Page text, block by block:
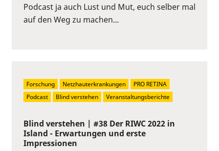
Podcast ja auch Lust und Mut, euch selber mal
auf den Weg zu machen...
Blind verstehen | #38 Der RIWC 2022 in
Island - Erwartungen und erste
Impressionen
Forschung Netzhauterkrankungen
PRO RETINA
Podcast
Blind verstehen Veranstaltungsberichte